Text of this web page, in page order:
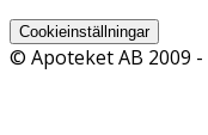
Cookieinställningar
© Apoteket AB 2009 -